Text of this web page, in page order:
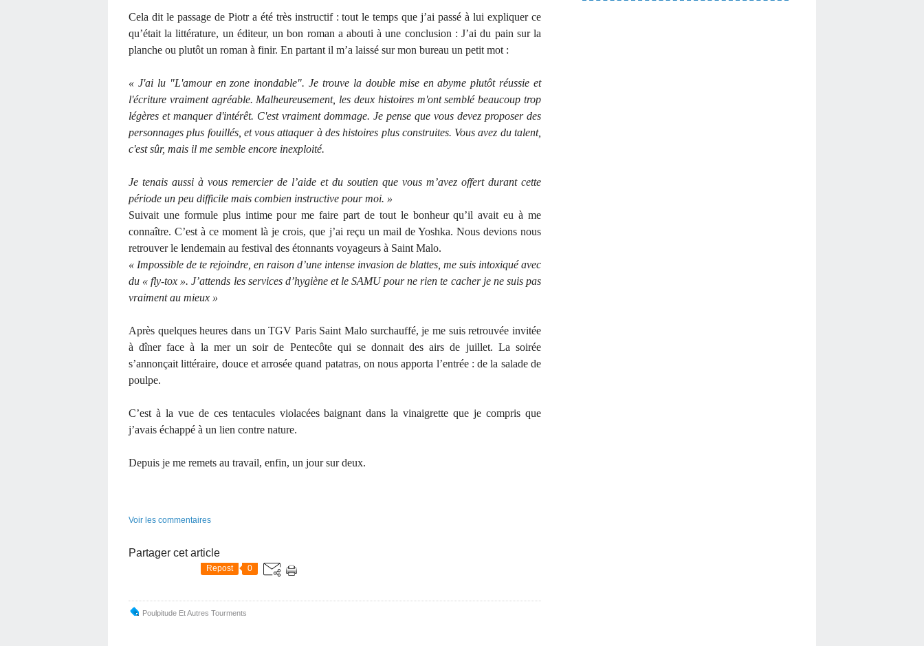
Cela dit le passage de Piotr a été très instructif : tout le temps que j’ai passé à lui expliquer ce
qu’était la littérature, un éditeur, un bon roman a abouti à une conclusion : J’ai du pain sur la
planche ou plutôt un roman à finir. En partant il m’a laissé sur mon bureau un petit mot :
« J'ai lu "L'amour en zone inondable". Je trouve la double mise en abyme plutôt réussie et
l'écriture vraiment agréable. Malheureusement, les deux histoires m'ont semblé beaucoup trop
légères et manquer d'intérêt. C'est vraiment dommage. Je pense que vous devez proposer des
personnages plus fouillés, et vous attaquer à des histoires plus construites. Vous avez du talent,
c'est sûr, mais il me semble encore inexploité.
Je tenais aussi à vous remercier de l’aide et du soutien que vous m’avez offert durant cette
période un peu difficile mais combien instructive pour moi. »
Suivait une formule plus intime pour me faire part de tout le bonheur qu’il avait eu à me
connaître. C’est à ce moment là je crois, que j’ai reçu un mail de Yoshka. Nous devions nous
retrouver le lendemain au festival des étonnants voyageurs à Saint Malo.
« Impossible de te rejoindre, en raison d’une intense invasion de blattes, me suis intoxiqué avec
du « fly-tox ». J’attends les services d’hygiène et le SAMU pour ne rien te cacher je ne suis pas
vraiment au mieux »
Après quelques heures dans un TGV Paris Saint Malo surchauffé, je me suis retrouvée invitée
à dîner face à la mer un soir de Pentecôte qui se donnait des airs de juillet. La soirée
s’annonçait littéraire, douce et arrosée quand patatras, on nous apporta l’entrée : de la salade de
poulpe.
C’est à la vue de ces tentacules violacées baignant dans la vinaigrette que je compris que
j’avais échappé à un lien contre nature.
Depuis je me remets au travail, enfin, un jour sur deux.
Voir les commentaires
Partager cet article
Repost 0
Poulpitude Et Autres Tourments